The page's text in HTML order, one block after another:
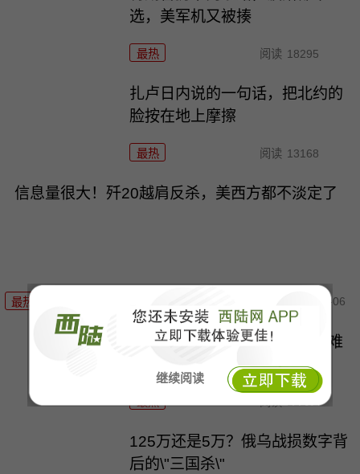
继续阅读
选，美军机又被揍
最热 阅读 18295
扎卢日内说的一句话，把北约的
脸按在地上摩擦
最热 阅读 13168
信息量很大！歼20越肩反杀，美西方都不淡定了
最热 08-06
泽连斯基的时间不多了，最艰难
的冬天又要来了
125万还是5万？俄乌战损数字背
后的\"三国杀\"